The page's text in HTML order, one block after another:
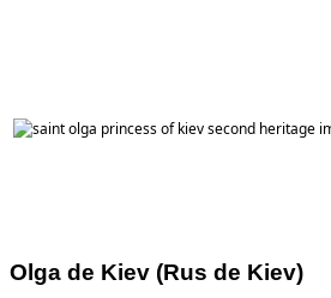
Olga de Kiev (Rus de Kiev)